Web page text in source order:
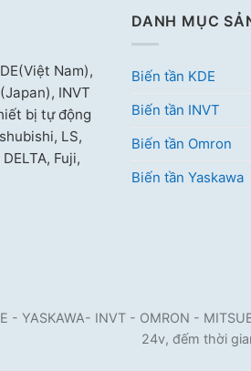
Nam),
INVT
bị tự động
LS,
Fuji,
DANH MỤC
Biến tần KDE
Biến tần INVT
Biến tần Omron
Biến tần Yaskawa
- YASKAWA- INVT - OMRON -
24v, đếm thời